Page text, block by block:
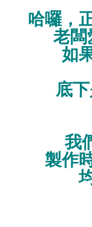
哈囉，
老闆
如
底
我
製作